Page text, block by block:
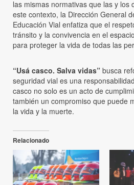
las mismas normativas que las y los
este contexto, la Dirección General
Educación Vial enfatiza que el
tránsito y la convivencia en el
para proteger la vida de todas las
“Usá casco. Salva vidas” busca
seguridad vial es una
casco no solo es un acto de
también un compromiso que puede
la vida y la muerte.
Relacionado